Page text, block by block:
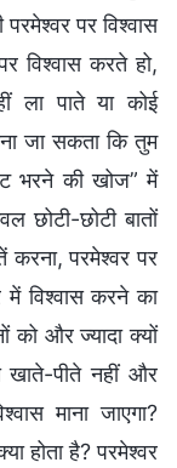
पर विश्वास
विश्वास करते हो,
ला पाते या कोई
जा सकता कि तुम
भरने की खोज” में
छोटी-छोटी बातों
करना, परमेश्वर पर
विश्वास करने का
को और ज्यादा क्यों
खाते-पीते नहीं और
माना जाएगा?
होता है? परमेश्वर